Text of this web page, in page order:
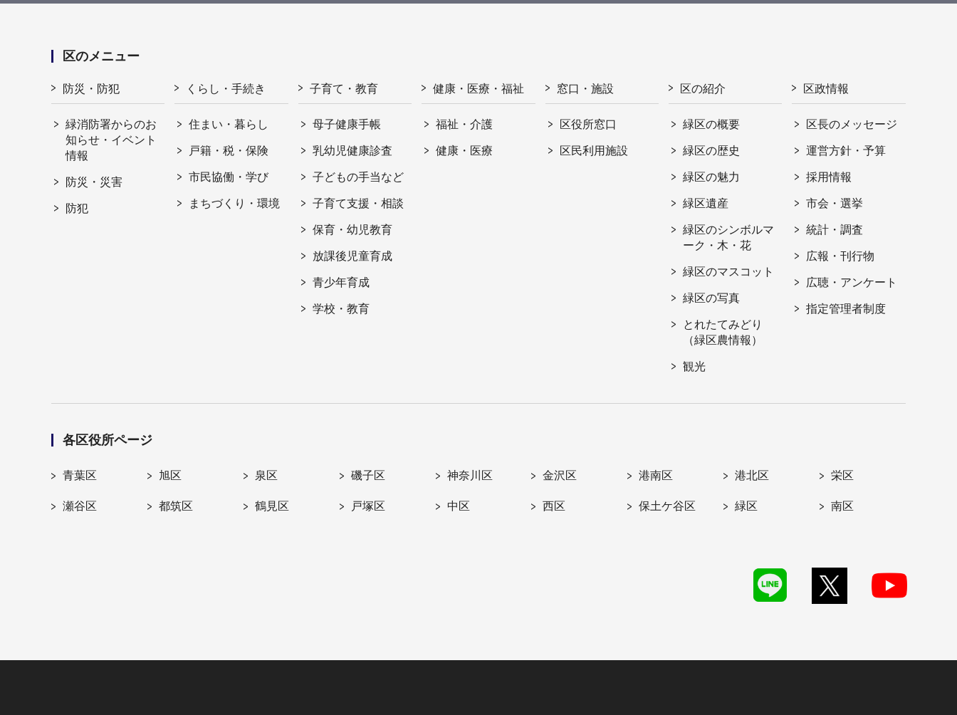
区のメニュー
防災・防犯
緑消防署からのお
知らせ・イベント
情報
防災・災害
防犯
くらし・手続き
住まい・暮らし
戸籍・税・保険
市民協働・学び
まちづくり・環境
子育て・教育
母子健康手帳
乳幼児健康診査
子どもの手当など
子育て支援・相談
保育・幼児教育
放課後児童育成
青少年育成
学校・教育
健康・医療・福祉
福祉・介護
健康・医療
窓口・施設
区役所窓口
区民利用施設
区の紹介
緑区の概要
緑区の歴史
緑区の魅力
緑区遺産
緑区のシンボルマ
ーク・木・花
緑区のマスコット
緑区の写真
とれたてみどり
（緑区農情報）
観光
区政情報
区長のメッセージ
運営方針・予算
採用情報
市会・選挙
統計・調査
広報・刊行物
広聴・アンケート
指定管理者制度
各区役所ページ
青葉区 旭区 泉区 磯子区 神奈川区 金沢区 港南区 港北区 栄区
瀬谷区 都筑区 鶴見区 戸塚区 中区 西区 保土ケ谷区 緑区 南区